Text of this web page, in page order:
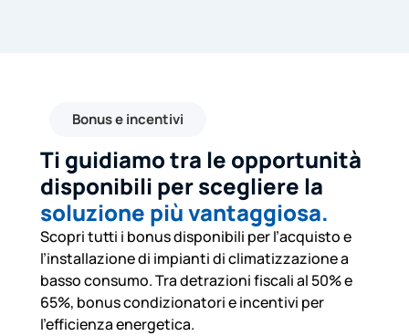
Bonus e incentivi
Ti guidiamo tra le opportunità
disponibili per scegliere la
soluzione più vantaggiosa.
Scopri tutti i bonus disponibili per l’acquisto e
l’installazione di impianti di climatizzazione a
basso consumo. Tra detrazioni fiscali al 50% e
65%, bonus condizionatori e incentivi per
l’efficienza energetica.